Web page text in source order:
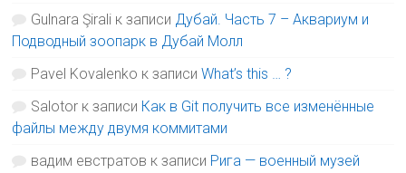
Gulnara Şirali к записи Дубай. Часть 7 – Аквариум и
Подводный зоопарк в Дубай Молл
Pavel Kovalenko к записиWhat’s this … ?
Salotor к записи Как в Git получить все изменённые
файлы между двумя коммитами
вадим евстратов к записи Рига — военный музей